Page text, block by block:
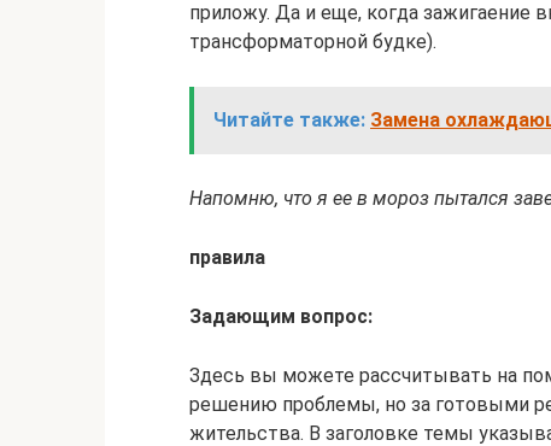
приложу. Да и еще, когда зажигаение
трансформаторной будке).
Читайте также: Замена
Напомню, что я ее в мороз пытался
правила
Задающим вопрос:
Здесь вы можете рассчитывать на
решению проблемы, но за готовыми
жительства. В заголовке темы